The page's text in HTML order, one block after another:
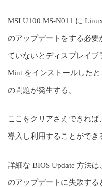
MSI U100 MS-N011 に
のアップデートをする必要
ていないとディスプレイブ
Mint をインストールした
の問題が発生する。
ここをクリアさえできれ
導入し利用することができ
詳細な BIOS Update 方法
のアップデートに失敗す